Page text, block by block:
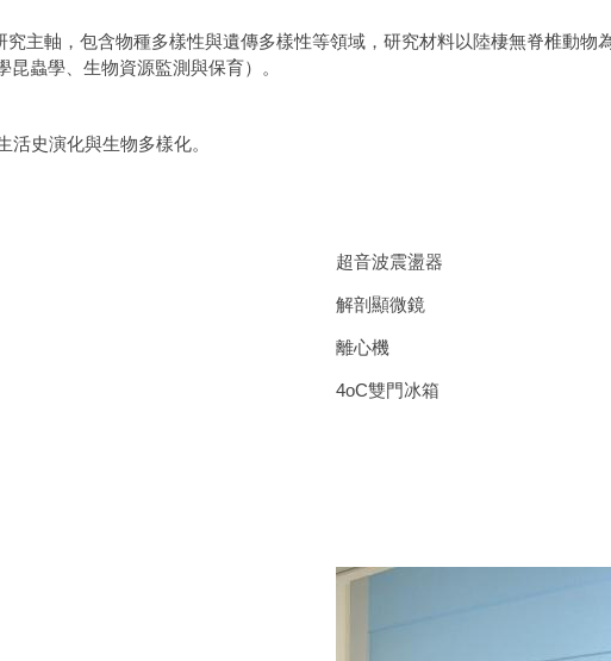
主軸，包含物種多樣性與遺傳多樣性等領域，研究材料以陸棲無脊椎動物
蟲學、生物資源監測與保育）。
史演化與生物多樣化。
超音波震盪器
解剖顯微鏡
離心機
4oC雙門冰箱